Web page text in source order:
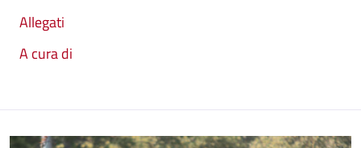
Allegati
A cura di